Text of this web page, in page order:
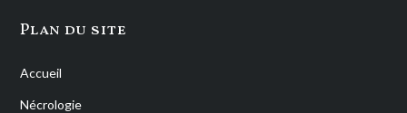
Plan du site
Accueil
Nécrologie